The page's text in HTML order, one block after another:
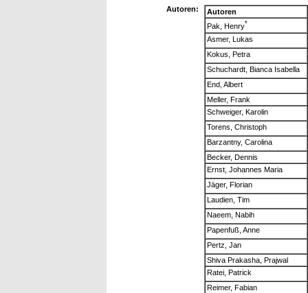
Autoren:
Autoren
Pak, Henry*
Asmer, Lukas
Kokus, Petra
Schuchardt, Bianca Isabella
End, Albert
Meller, Frank
Schweiger, Karolin
Torens, Christoph
Barzantny, Carolina
Becker, Dennis
Ernst, Johannes Maria
Jäger, Florian
Laudien, Tim
Naeem, Nabih
Papenfuß, Anne
Pertz, Jan
Shiva Prakasha, Prajwal
Ratei, Patrick
Reimer, Fabian